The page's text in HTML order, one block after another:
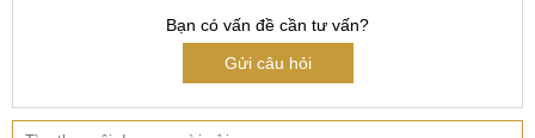
Mobilecity đã tập hợp lại, từ những chiếc iPhone 15 Pro
Max của khách hàng mang đến trung tâm là:
điện thoại nhiều lần khiến cho main bị cong vênh hoặc
Bạn có vấn đề cần tư vấn?
Gửi câu hỏi